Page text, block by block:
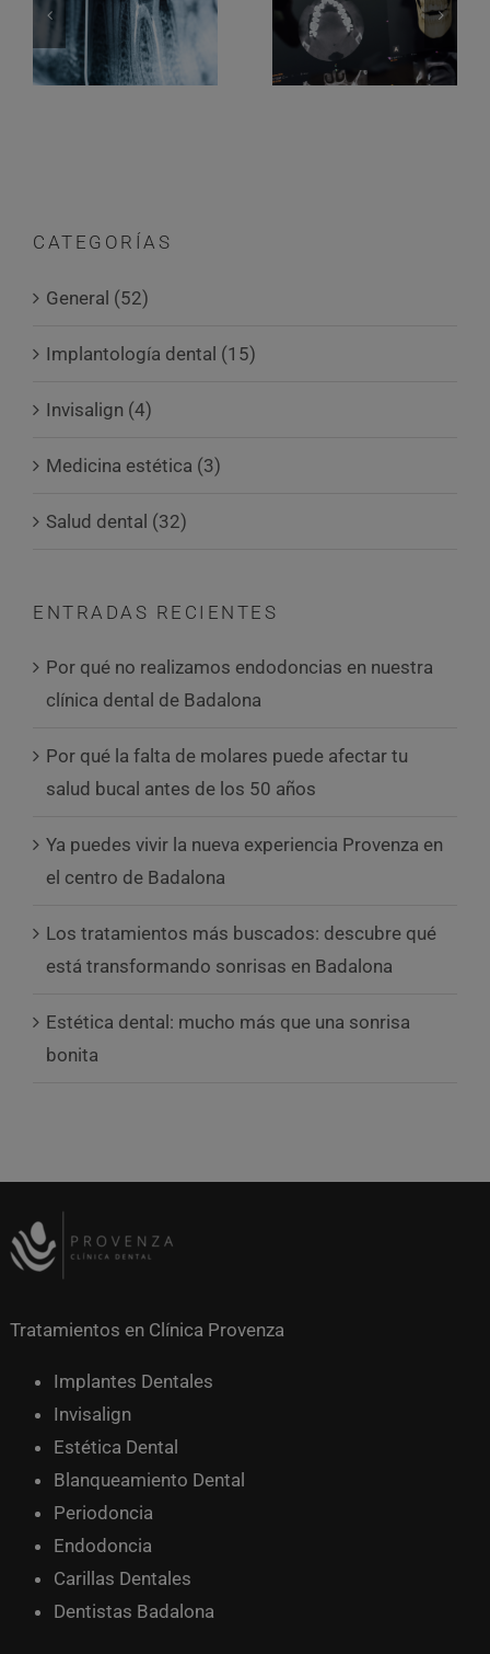
CATEGORÍAS
General (52)
Implantología dental (15)
Invisalign (4)
Medicina estética (3)
Salud dental (32)
ENTRADAS RECIENTES
Por qué no realizamos endodoncias en nuestra
clínica dental de Badalona
Por qué la falta de molares puede afectar tu
salud bucal antes de los 50 años
Ya puedes vivir la nueva experiencia Provenza en
el centro de Badalona
Los tratamientos más buscados: descubre qué
está transformando sonrisas en Badalona
Estética dental: mucho más que una sonrisa
bonita
Tratamientos en Clínica Provenza
Implantes Dentales
Invisalign
Estética Dental
Blanqueamiento Dental
Periodoncia
Endodoncia
Carillas Dentales
Dentistas Badalona